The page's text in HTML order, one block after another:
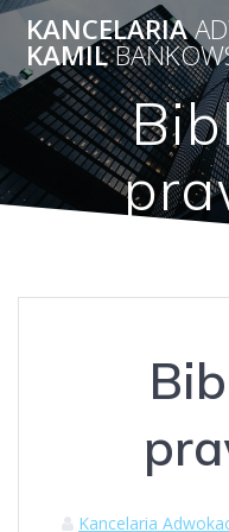
KANCELARIA
KAMIL
Kancelaria